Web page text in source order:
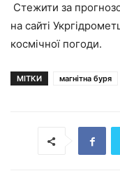
Стежити за
на сайті
космічної погоди.
МІТКИ магнітна буря